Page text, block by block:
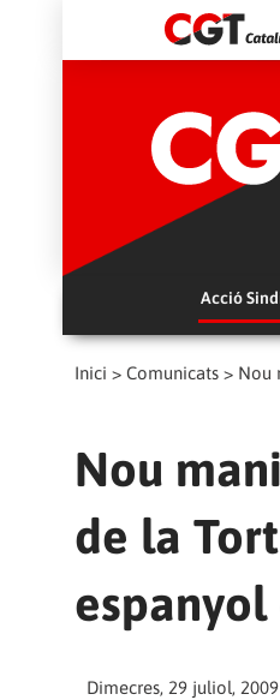
Acció
Inici > Comunicats > Nou
Nou
de la
Dimecres, 29 juliol, 2009